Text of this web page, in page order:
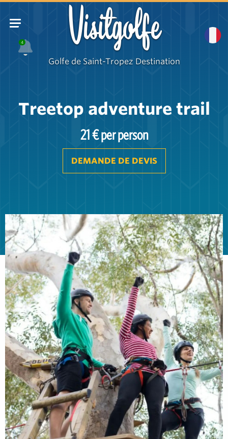
4 Visitgolfe
Golfe de Saint-Tropez Destination
Treetop adventure trail
21 € per person
DEMANDE DE DEVIS